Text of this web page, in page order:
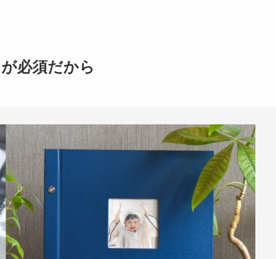
必須だから